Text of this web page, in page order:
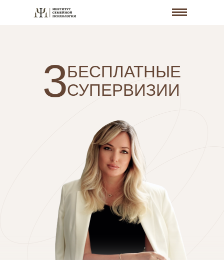
БЕСПЛАТНЫЕ
СУПЕРВИЗИИ
3